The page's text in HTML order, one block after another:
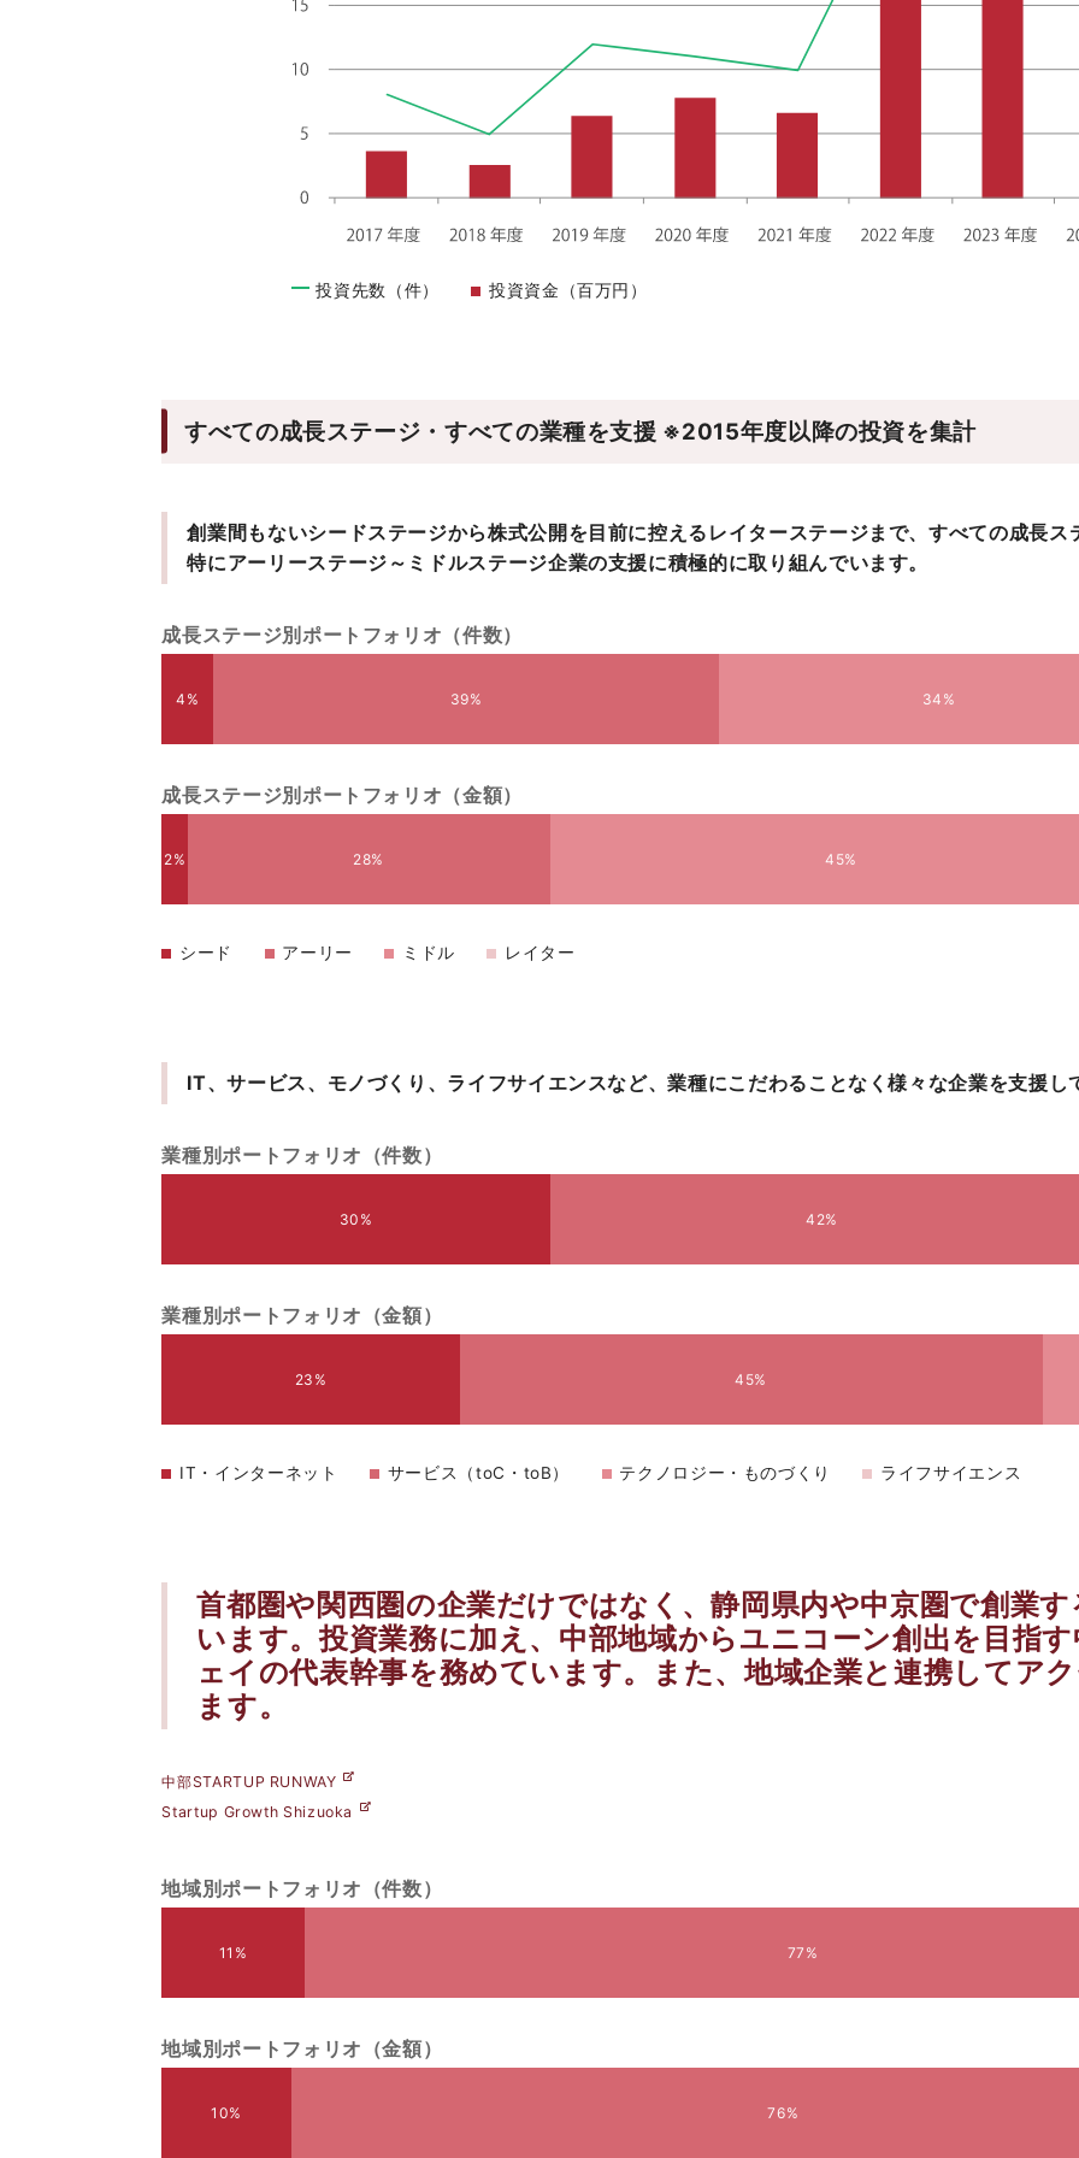
投資先数（件） 投資資金（百万円）
すべての成長ステージ・すべての業種を支援 ※2015年度以降の投資を集計
創業間もないシードステージから株式公開を目前に控えるレイターステージまで、すべての成長ス
特にアーリーステージ～ミドルステージ企業の支援に積極的に取り組んでいます。
成長ステージ別ポートフォリオ（件数）
4% 39% 34%
成長ステージ別ポートフォリオ（金額）
2% 28% 45%
シード アーリー ミドル レイター
IT、サービス、モノづくり、ライフサイエンスなど、業種にこだわることなく様々な企業を支援し
業種別ポートフォリオ（件数）
30% 42%
業種別ポートフォリオ（金額）
23% 45%
IT・インターネット サービス（toC・toB） テクノロジー・ものづくり ライフサイエンス
首都圏や関西圏の企業だけではなく、静岡県内や中京圏で創業
います。投資業務に加え、中部地域からユニコーン創出を目指
ェイの代表幹事を務めています。また、地域企業と連携してア
ます。
中部STARTUP RUNWAY
Startup Growth Shizuoka
地域別ポートフォリオ（件数）
11% 77%
地域別ポートフォリオ（金額）
10% 76%